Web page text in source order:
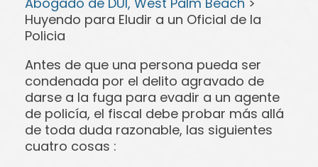
Huyendo para Eludir a un Oficial de la
Policia
Antes de que una persona pueda ser
condenada por el delito agravado de
darse a la fuga para evadir a un agente
de policía, el fiscal debe probar más allá
de toda duda razonable, las siguientes
cuatro cosas :